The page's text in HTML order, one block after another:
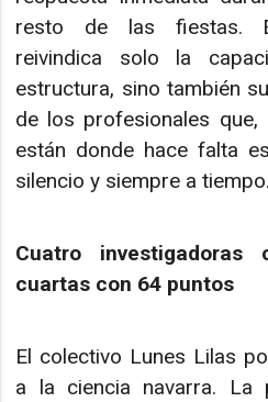
resto de las fiestas.
reivindica solo la
estructura, sino también
de los profesionales que,
están donde hace falta
silencio y siempre a tiempo.
Cuatro investigadoras
cuartas con 64 puntos
El colectivo Lunes Lilas
a la ciencia navarra. La